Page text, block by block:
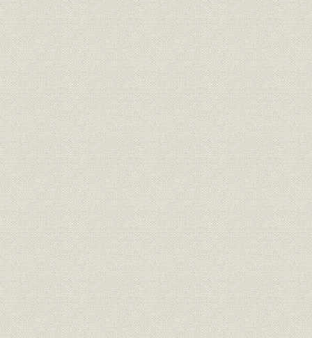
銀行;財務・業績 松江銀行主要勘定
昭和6年
(1940年)
銀行;財務・業績 全国地方銀行主要勘定
昭和5年
(1940年)
銀行;財務・業績 山陰貯蓄銀行主要勘定
昭和6年
(1940年)
銀行;財務・業績 全国貯蓄銀行主要勘定
昭和5年
(1940年)
銀行;株式 山陰地方の銀行の配当率
昭和2年
(1935年)
貯蓄;シェア
山陰地方の金融機関別預貯金シ
ェアの推移
昭和7年
(1937年)末